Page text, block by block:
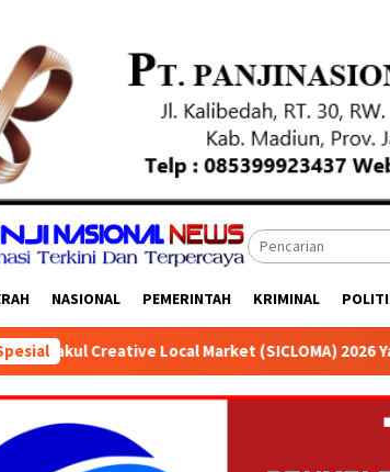
NASIONAL PEMERINTAH KRIMINAL
(SICLOMA) 2026 Yang Digelar Dalam